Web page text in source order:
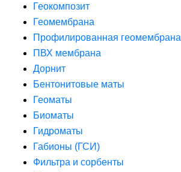
Геокомпозит
Геомембрана
Профилированная геомембрана
ПВХ мембрана
Дорнит
Бентонитовые маты
Геоматы
Биоматы
Гидроматы
Габионы (ГСИ)
Фильтра и сорбенты